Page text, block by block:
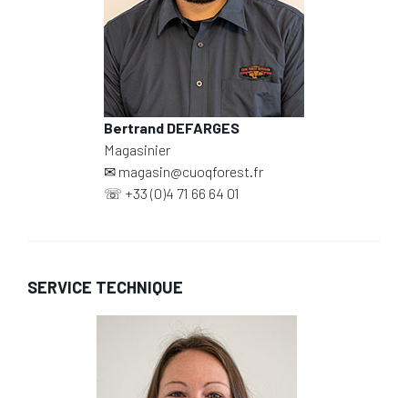
Bertrand DEFARGES
Magasinier
✉ magasin@cuoqforest.fr
☏ +33 (0)4 71 66 64 01
SERVICE TECHNIQUE